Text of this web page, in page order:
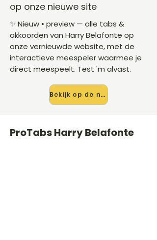
op onze nieuwe site
✨ Nieuw • preview — alle tabs &
akkoorden van Harry Belafonte op
onze vernieuwde website, met de
interactieve meespeler waarmee je
direct meespeelt. Test 'm alvast.
Bekijk op de nieuwe site →
ProTabs Harry Belafonte